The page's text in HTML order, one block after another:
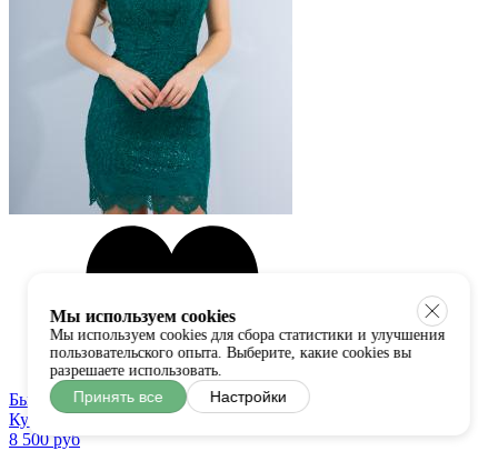
Быстрый просмотр
Купить в один клик
8 500 руб
Мы используем cookies
Мы используем cookies для сбора статистики и улучшения
пользовательского опыта. Выберите, какие cookies вы
разрешаете использовать.
Принять все Настройки